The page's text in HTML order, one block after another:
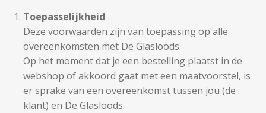
Toepasselijkheid
Deze voorwaarden zijn van toepassing op alle
overeenkomsten met De Glasloods.
Op het moment dat je een bestelling plaatst in de
webshop of akkoord gaat met een maatvoorstel, is
er sprake van een overeenkomst tussen jou (de
klant) en De Glasloods.